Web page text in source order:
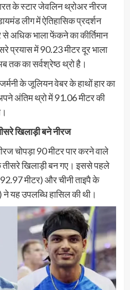
के स्टार जेवलिन थ्रोअर नीरज
लीग में ऐतिहासिक प्रदर्शन
अधिक भाला फेंकने का कीर्तिमान
प्रयास में 90.23 मीटर दूर भाला
तक का सर्वश्रेष्ठ थ्रो है।
के जूलियन वेबर के हाथों हार का
अंतिम थ्रो में 91.06 मीटर की
खिलाड़ी बने नीरज
चोपड़ा 90 मीटर पार करने वाले
खिलाड़ी बन गए। इससे पहले
मीटर) और चीनी ताइपै के
यह उपलब्धि हासिल की थी।